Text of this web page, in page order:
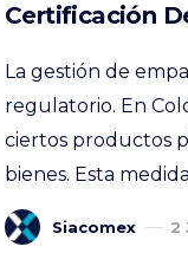
Certificación
La gestión de
regulatorio. En
ciertos productos
bienes. Esta
Siacomex 2